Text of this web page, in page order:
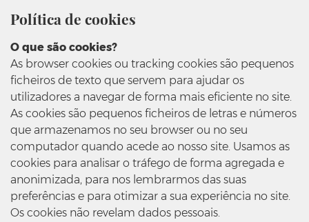
Política de cookies
O que são cookies?
As browser cookies ou tracking cookies são pequenos
ficheiros de texto que servem para ajudar os
utilizadores a navegar de forma mais eficiente no site.
As cookies são pequenos ficheiros de letras e números
que armazenamos no seu browser ou no seu
computador quando acede ao nosso site. Usamos as
cookies para analisar o tráfego de forma agregada e
anonimizada, para nos lembrarmos das suas
preferências e para otimizar a sua experiência no site.
Os cookies não revelam dados pessoais.